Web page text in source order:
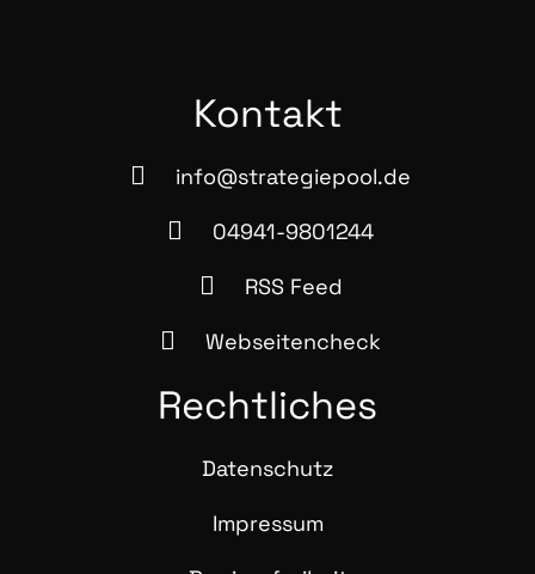
Kon­takt
info@strategiepool.de
04941-9801244
RSS Feed
Webseitencheck
Recht­li­ches
Daten­schutz
Impres­sum